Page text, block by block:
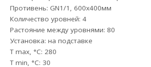
Противень: GN1/1, 600х400мм
Количество уровней: 4
Растояние между уровнями: 80
Установка: на подставке
T max, °C: 280
T min, °С: 30